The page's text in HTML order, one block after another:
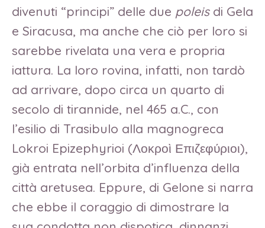
divenuti “principi” delle due poleisdi Gela
e Siracusa, ma anche che ciò per loro si
sarebbe rivelata una vera e propria
iattura. La loro rovina, infatti, non tardò
ad arrivare, dopo circa un quarto di
secolo di tirannide, nel 465 a.C., con
l’esilio di Trasibulo alla magnogreca
Lokroi Epizephyrioi (Λοκροὶ Επιζεφύριοι),
già entrata nell’orbita d’influenza della
città aretusea. Eppure, di Gelone si narra
che ebbe il coraggio di dimostrare la